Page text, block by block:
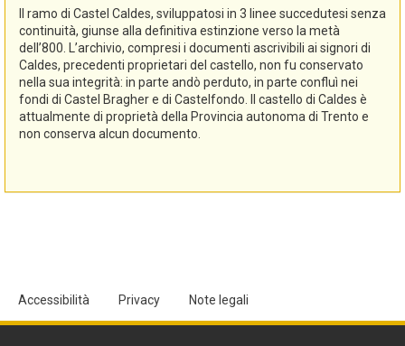
Il ramo di Castel Caldes, sviluppatosi in 3 linee succedutesi senza
continuità, giunse alla definitiva estinzione verso la metà
dell’800. L’archivio, compresi i documenti ascrivibili ai signori di
Caldes, precedenti proprietari del castello, non fu conservato
nella sua integrità: in parte andò perduto, in parte confluì nei
fondi di Castel Bragher e di Castelfondo. Il castello di Caldes è
attualmente di proprietà della Provincia autonoma di Trento e
non conserva alcun documento.
Accessibilità Privacy Note legali